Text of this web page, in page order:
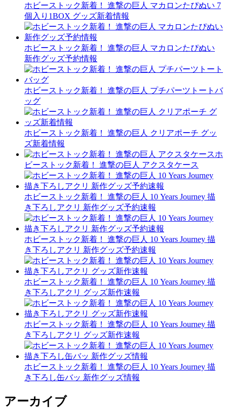
ホビーストック新着！ 進撃の巨人 マカロンたぴぬい 7
個入り1BOX グッズ新着情報
ホビーストック新着！ 進撃の巨人 マカロンたぴぬい
新作グッズ予約情報
ホビーストック新着！ 進撃の巨人 プチパーツトートバ
ッグ
ホビーストック新着！ 進撃の巨人 クリアポーチ グッ
ズ新着情報
ホ
ビーストック新着！ 進撃の巨人 アクスタケース
ホビーストック新着！ 進撃の巨人 10 Years Journey 描
き下ろしアクリ 新作グッズ予約速報
ホビーストック新着！ 進撃の巨人 10 Years Journey 描
き下ろしアクリ 新作グッズ予約速報
ホビーストック新着！ 進撃の巨人 10 Years Journey 描
き下ろしアクリ グッズ新作速報
ホビーストック新着！ 進撃の巨人 10 Years Journey 描
き下ろしアクリ グッズ新作速報
ホビーストック新着！ 進撃の巨人 10 Years Journey 描
き下ろし缶バッ 新作グッズ情報
アーカイブ